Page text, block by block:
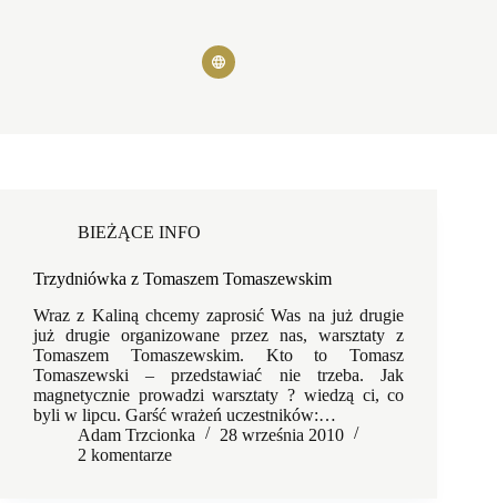
BIEŻĄCE INFO
Trzydniówka z Tomaszem Tomaszewskim
Wraz z Kaliną chcemy zaprosić Was na już drugie
już drugie organizowane przez nas, warsztaty z
Tomaszem Tomaszewskim. Kto to Tomasz
Tomaszewski – przedstawiać nie trzeba. Jak
magnetycznie prowadzi warsztaty ? wiedzą ci, co
byli w lipcu. Garść wrażeń uczestników:…
Adam Trzcionka
28 września 2010
2 komentarze